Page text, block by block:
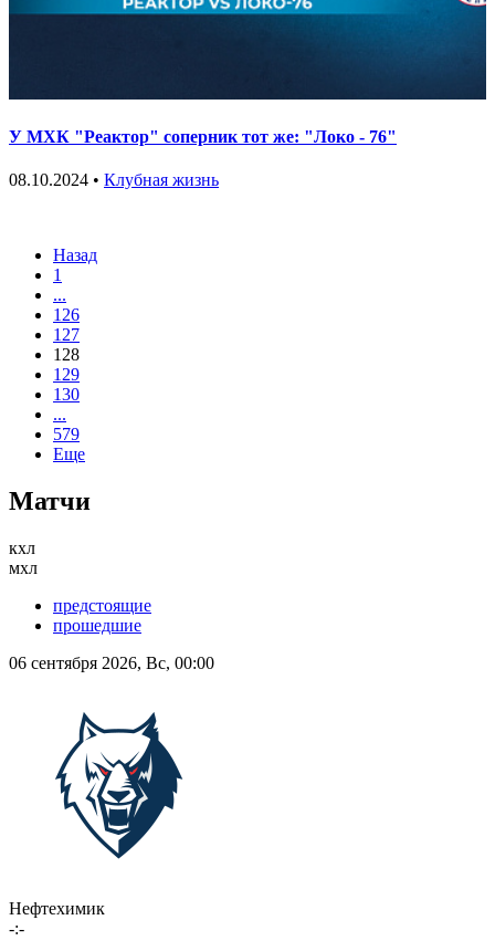
У МХК "Реактор" соперник тот же: "Локо - 76"
08.10.2024 • Клубная жизнь
Назад
1
...
126
127
128
129
130
...
579
Еще
Матчи
кхл
мхл
предстоящие
прошедшие
06 сентября 2026, Вс, 00:00
Нефтехимик
-:-